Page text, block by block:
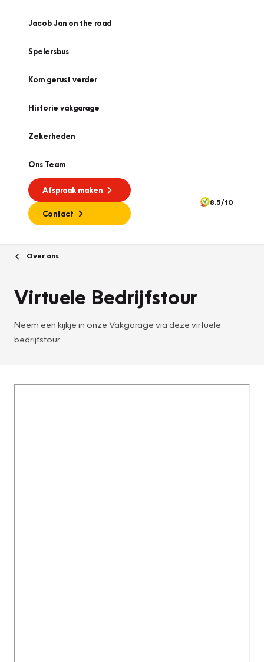
Jacob Jan on the road
Spelersbus
Kom gerust verder
Historie vakgarage
Zekerheden
Ons Team
Afspraak maken
Contact
8.5/10
Over ons
Virtuele Bedrijfstour
Neem een kijkje in onze Vakgarage via deze virtuele
bedrijfstour